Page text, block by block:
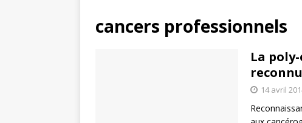
cancers professionnels
La
14 avril